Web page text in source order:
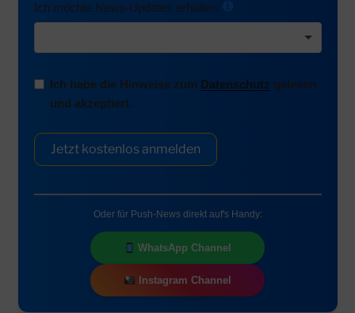
Ich möchte News-Updates erhalten:
Ich habe die Hinweise zum Datenschutz gelesen
und akzeptiert.
Jetzt kostenlos anmelden
Oder für Push-News direkt auf's Handy:
WhatsApp Channel
Instagram Channel